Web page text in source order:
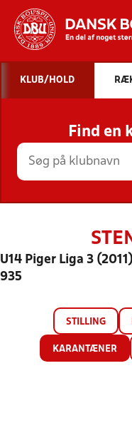
STILLINGER,
KLUB/HOLD
Find en
U14 Piger Liga 3
935
STILLING
KARANTÆNER